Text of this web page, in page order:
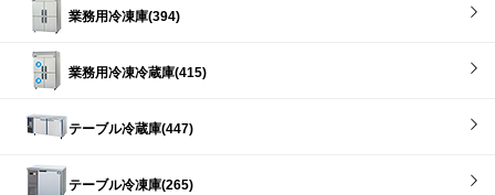
業務用冷凍庫(394)
業務用冷凍冷蔵庫(415)
テーブル冷蔵庫(447)
テーブル冷凍庫(265)